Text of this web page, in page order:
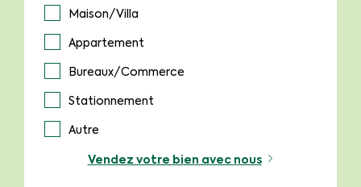
Maison/Villa
Appartement
Bureaux/Commerce
Stationnement
Autre
Vendez votre bien avec nous